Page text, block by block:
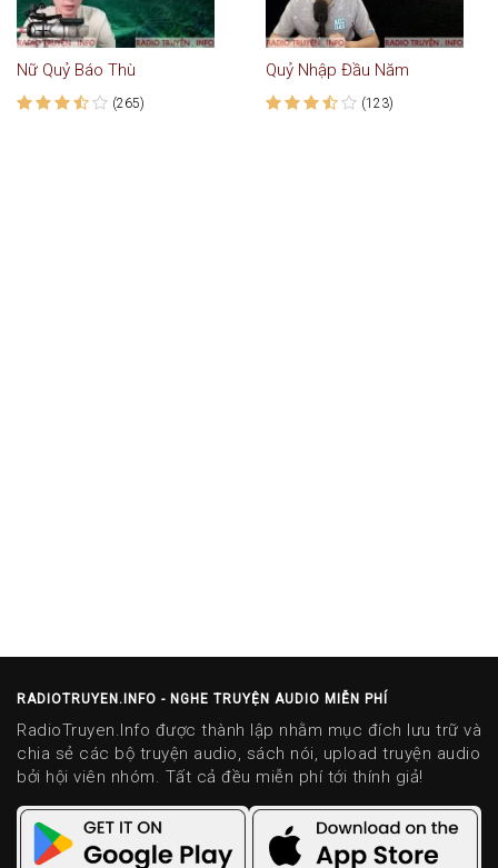
Nữ Quỷ Báo Thù
(265)
Quỷ Nhập Đầu Năm
(123)
RADIOTRUYEN.INFO - NGHE TRUYỆN AUDIO MIỄN PHÍ
RadioTruyen.Info được thành lập nhằm mục đích lưu trữ và
chia sẻ các bộ truyện audio, sách nói, upload truyện audio
bởi hội viên nhóm. Tất cả đều miễn phí tới thính giả!